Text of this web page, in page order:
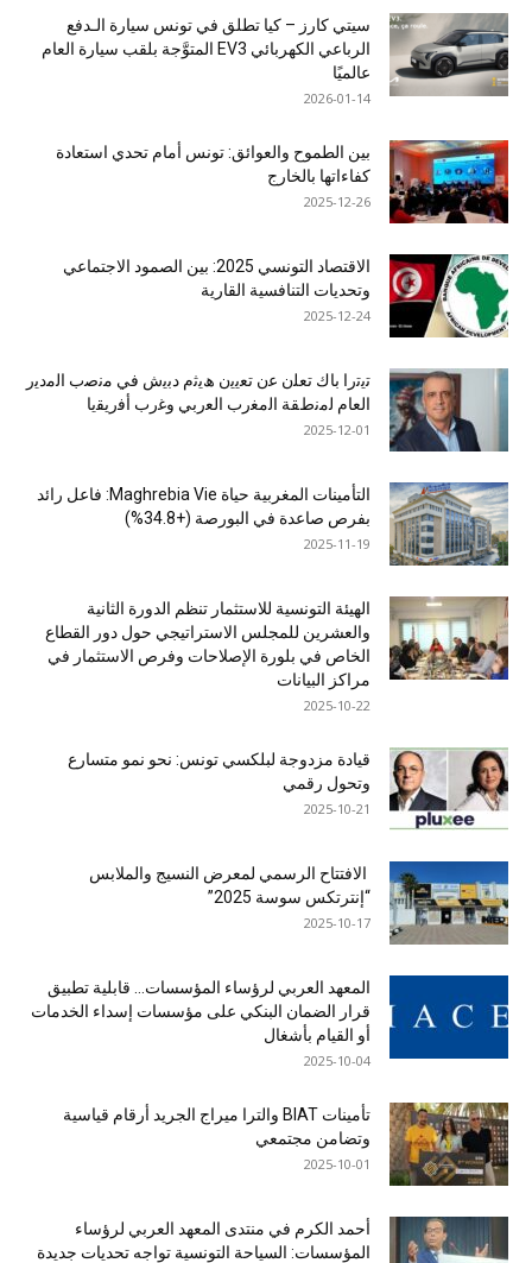
سيتي كارز – كيا تطلق في تونس سيارة الـدفع
الرباعي الكهربائي EV3 المتوَّجة بلقب سيارة العام
عالميًا
2026-01-14
بين الطموح والعوائق: تونس أمام تحدي استعادة
كفاءاتها بالخارج
2025-12-26
الاقتصاد التونسي 2025: بين الصمود الاجتماعي
وتحديات التنافسية القارية
2025-12-24
ﺗﯾﺗرا ﺑﺎك ﺗﻌﻠن ﻋن ﺗﻌﯾﯾن ھﯾﺛم دﺑﯾش ﻓﻲ ﻣﻧﺻب اﻟﻣدﯾر
اﻟﻌﺎم ﻟﻣﻧطﻘﺔ اﻟﻣﻐرب اﻟﻌرﺑﻲ وﻏرب أﻓرﯾﻘﯾﺎ
2025-12-01
التأمينات المغربية حياة Maghrebia Vie: فاعل رائد
بفرص صاعدة في البورصة (+34.8%)
2025-11-19
الهيئة التونسية للاستثمار تنظم الدورة الثانية
والعشرين للمجلس الاستراتيجي حول دور القطاع
الخاص في بلورة الإصلاحات وفرص الاستثمار في
مراكز البيانات
2025-10-22
قيادة مزدوجة لبلكسي تونس: نحو نمو متسارع
وتحول رقمي
2025-10-21
الافتتاح الرسمي لمعرض النسيج والملابس
“إنترتكس سوسة 2025”
2025-10-17
المعهد العربي لرؤساء المؤسسات… قابلية تطبيق
قرار الضمان البنكي على مؤسسات إسداء الخدمات
أو القيام بأشغال
2025-10-04
تأمينات BIAT والترا ميراج الجريد أرقام قياسية
وتضامن مجتمعي
2025-10-01
أحمد الكرم في منتدى المعهد العربي لرؤساء
المؤسسات: السياحة التونسية تواجه تحديات جديدة